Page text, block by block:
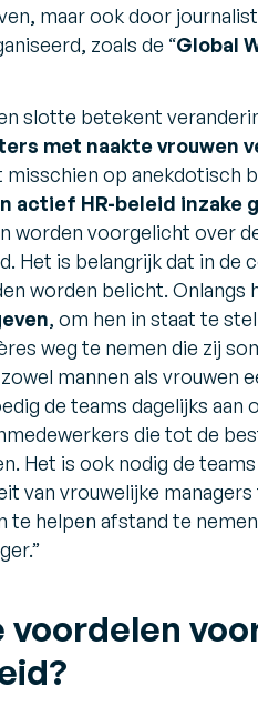
maar ook door
zoals de “Global
slotte betekent
met naakte vrouwen
op anekdotisch
actief HR-beleid inzake
worden voorgelicht over
Het is belangrijk dat in de
worden belicht. Onlangs
, om hen in staat te
weg te nemen die zij
mannen als vrouwen
de teams dagelijks
die tot de
Het is ook nodig de
van vrouwelijke
te helpen afstand te
voordelen